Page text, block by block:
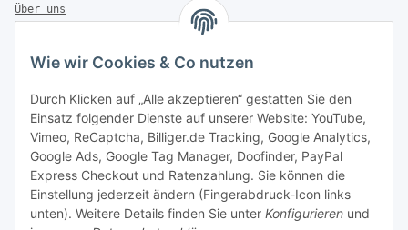
Wie wir Cookies & Co nutzen
Durch Klicken auf „Alle akzeptieren“ gestatten Sie den
Einsatz folgender Dienste auf unserer Website: YouTube,
Vimeo, ReCaptcha, Billiger.de Tracking, Google Analytics,
Google Ads, Google Tag Manager, Doofinder, PayPal
Express Checkout und Ratenzahlung. Sie können die
Einstellung jederzeit ändern (Fingerabdruck-Icon links
unten). Weitere Details finden Sie unter Konfigurieren und
Über uns
FAQ
Zahlung & Versand
Versandinformationen